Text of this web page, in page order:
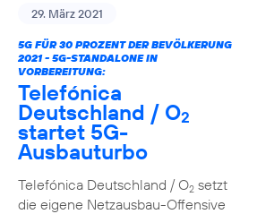
29. März 2021
5G FÜR 30 PROZENT DER BEVÖLKERUNG
2021 - 5G-STANDALONE IN
VORBEREITUNG:
Telefónica
Deutschland / O2
startet 5G-
Ausbauturbo
Telefónica Deutschland / O2setzt
die eigene Netzausbau-Offensive